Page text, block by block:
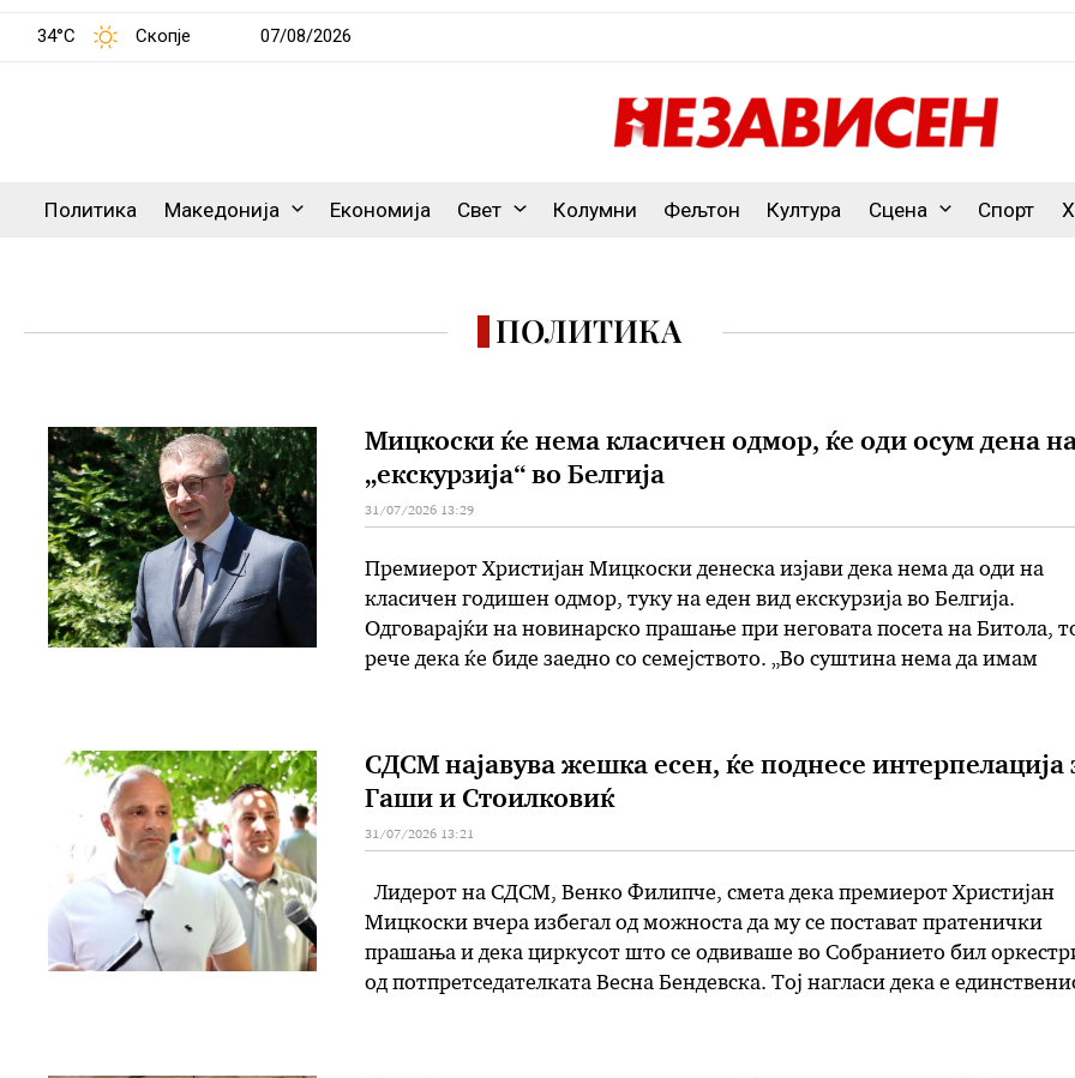
34°C Скопје 07/08/2026
Политика Македонија Економија Свет Колумни Фељтон Култура Сцена Спорт
ПОЛИТИКА
Мицкоски ќе нема класичен одмор, ќе оди осум дена
„екскурзија“ во Белгија
31/07/2026 13:29
Премиерот Христијан Мицкоски денеска изјави дека нема да оди на
класичен годишен одмор, туку на еден вид екскурзија во Белгија.
Одговарајќи на новинарско прашање при неговата посета на Битола,
рече дека ќе биде заедно со семејството. „Во суштина нема да имам
СДСМ најавува жешка есен, ќе поднесе интерпелација
Гаши и Стоилковиќ
31/07/2026 13:21
Лидерот на СДСМ, Венко Филипче, смета дека премиерот Христијан
Мицкоски вчера избегал од можноста да му се постават пратенички
прашања и дека циркусот што се одвиваше во Собранието бил
од потпретседателката Весна Бендевска. Тој нагласи дека е